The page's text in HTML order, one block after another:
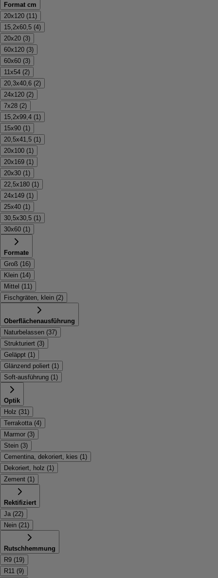
Format cm
20x120 (11)
15,2x60,5 (4)
20x20 (3)
60x120 (3)
60x60 (3)
11x54 (2)
20,3x40,6 (2)
24x120 (2)
7x28 (2)
15,2x99,4 (1)
15x90 (1)
20,5x41,5 (1)
20x100 (1)
20x169 (1)
20x30 (1)
22,5x180 (1)
24x149 (1)
25x40 (1)
30,5x30,5 (1)
30x60 (1)
Formate
Groß (16)
Klein (14)
Mittel (11)
Fischgräten, klein (2)
Oberflächenausführung
Naturbelassen (37)
Strukturiert (3)
Geläppt (1)
Glänzend poliert (1)
Soft-ausführung (1)
Optik
Holz (31)
Terrakotta (4)
Marmor (3)
Stein (3)
Cementina, dekoriert, kies (1)
Dekoriert, holz (1)
Zement (1)
Rektifiziert
Ja (22)
Nein (21)
Rutschhemmung
R9 (19)
R11 (9)